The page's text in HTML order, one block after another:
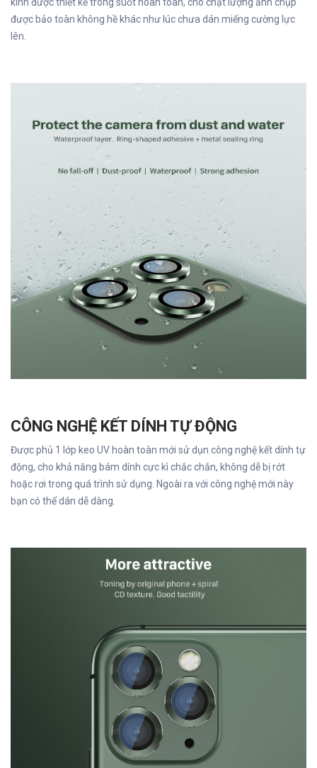
kính được thiết kế trong suốt hoàn toàn, cho chật lượng ảnh chụp
được bảo toàn không hề khác như lúc chưa dán miếng cường lực
lên.
CÔNG NGHỆ KẾT DÍNH TỰ ĐỘNG
Được phủ 1 lớp keo UV hoàn toàn mới sử dụn công nghệ kết dính tự
động, cho khả năng bám dính cực kì chắc chắn, không dễ bị rớt
hoặc rơi trong quá trình sử dụng. Ngoài ra với công nghệ mới này
bạn có thể dán dễ dàng.